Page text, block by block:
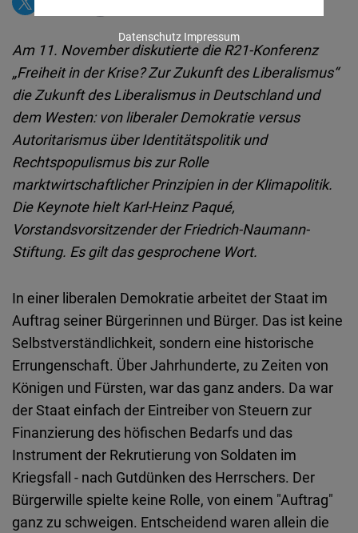
Am 11. November diskutierte die R21-Konferenz
„Freiheit in der Krise? Zur Zukunft des Liberalismus“
die Zukunft des Liberalismus in Deutschland und
dem Westen: von liberaler Demokratie versus
Autoritarismus über Identitätspolitik und
Rechtspopulismus bis zur Rolle
marktwirtschaftlicher Prinzipien in der Klimapolitik.
Die Keynote hielt Karl-Heinz Paqué,
Vorstandsvorsitzender der Friedrich-Naumann-
Stiftung. Es gilt das gesprochene Wort.
In einer liberalen Demokratie arbeitet der Staat im
Auftrag seiner Bürgerinnen und Bürger. Das ist keine
Selbstverständlichkeit, sondern eine historische
Errungenschaft. Über Jahrhunderte, zu Zeiten von
Königen und Fürsten, war das ganz anders. Da war
der Staat einfach der Eintreiber von Steuern zur
Finanzierung des höfischen Bedarfs und das
Instrument der Rekrutierung von Soldaten im
Kriegsfall - nach Gutdünken des Herrschers. Der
Bürgerwille spielte keine Rolle, von einem "Auftrag"
ganz zu schweigen. Entscheidend waren allein die
Google
Maps
Embed
Cloudinary
Flickr
Embed
Embed
Podigee
Embed
D.Vinci
Embed
Typeform
Embed
Datenschutz Impressum